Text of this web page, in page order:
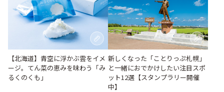
【北海道】青空に浮かぶ雲をイメ
ージ。てん菜の恵みを味わう「み
るくのくも」
新しくなった「ことりっぷ札幌」
と一緒におでかけしたい注目スポ
ット12選【スタンプラリー開催
中】